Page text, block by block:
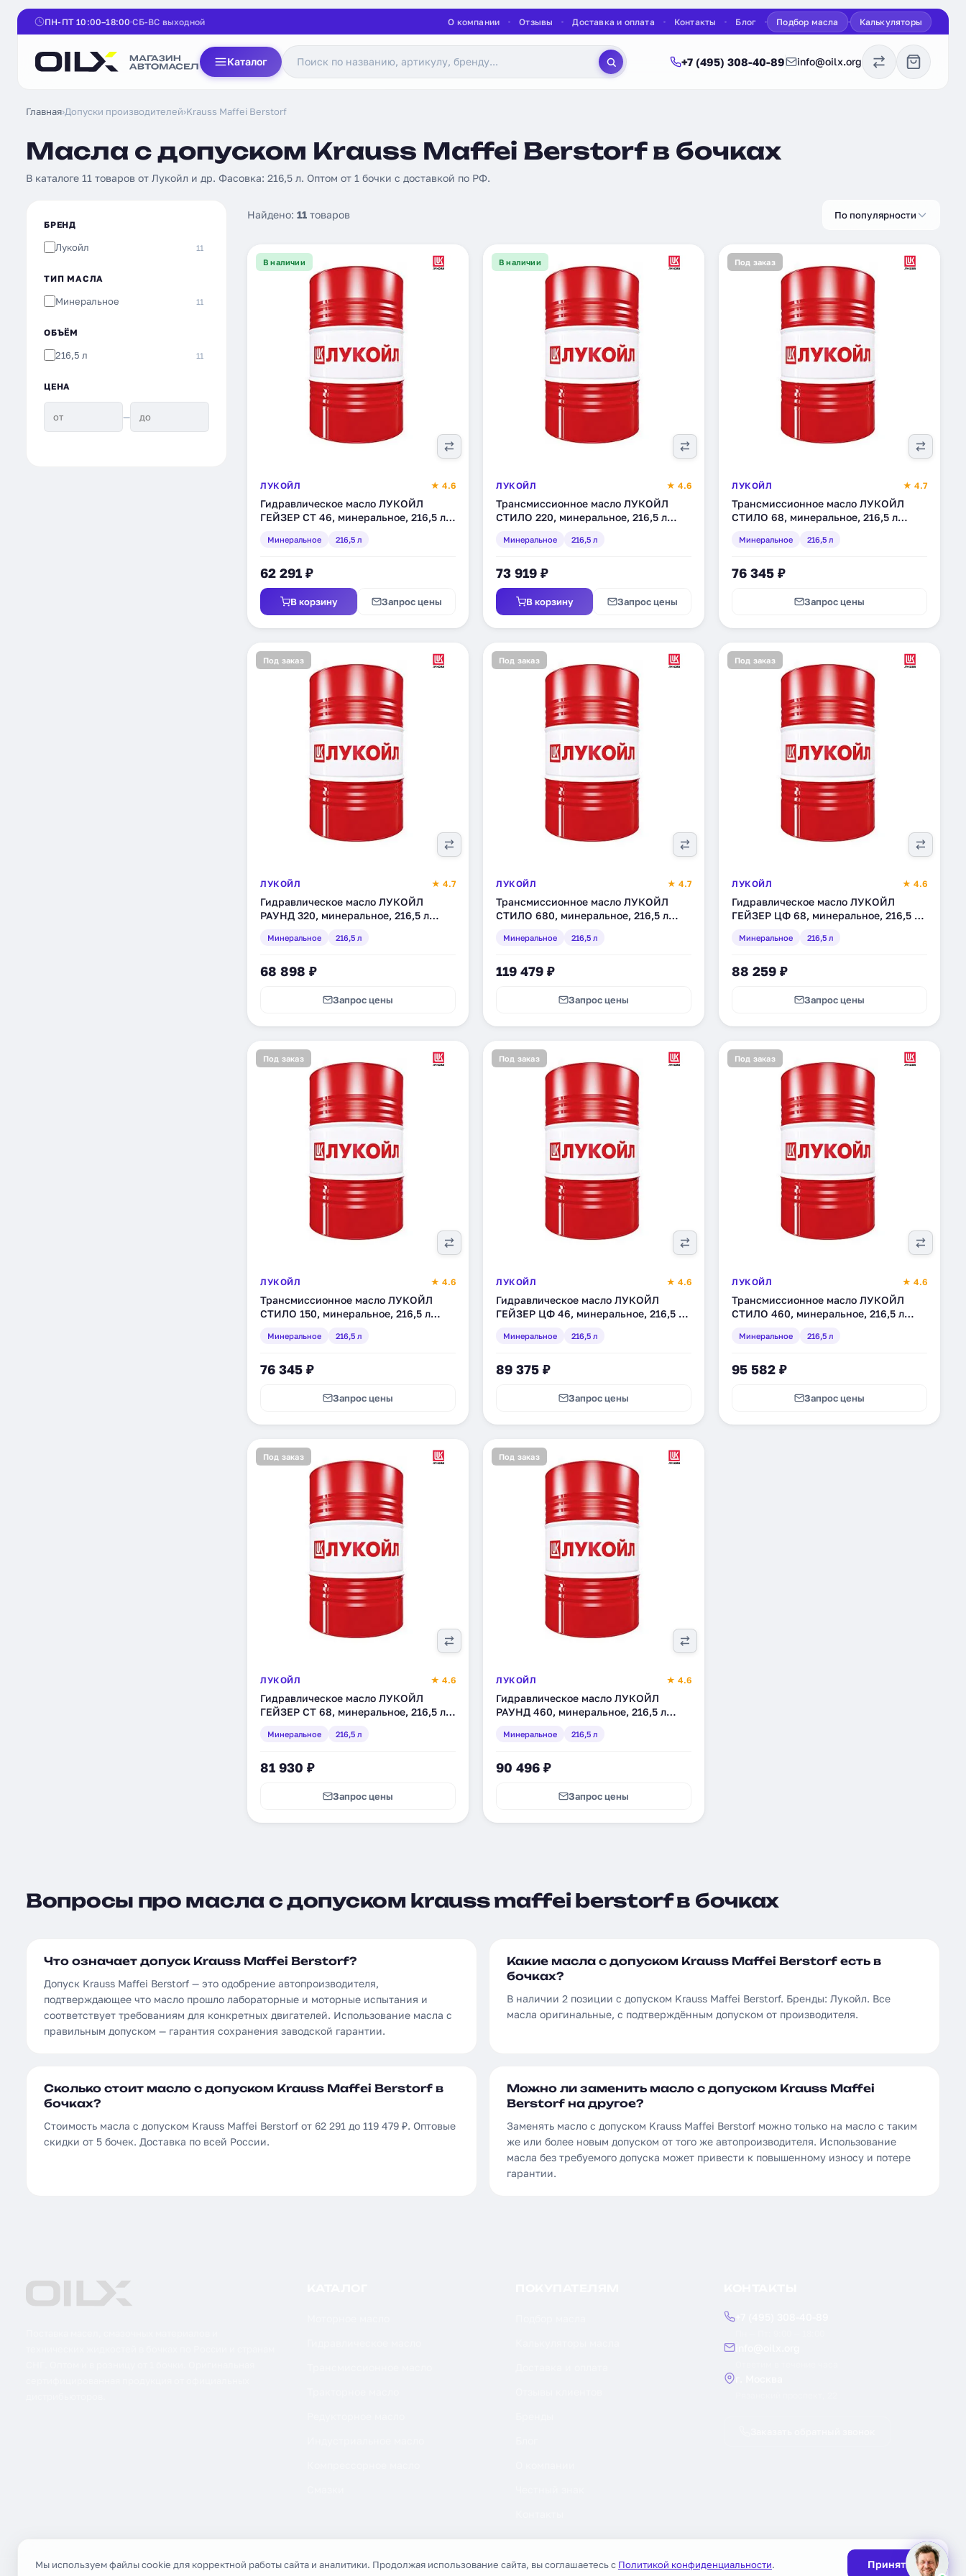
ПН-ПТ 10:00–18:00 СБ-ВС выходной О компании Отзывы Доставка и оплата Контакты Блог Подбор масла Калькуляторы
Каталог +7 (495) 308-40-89 info@oilx.org
Главная›Допуски производителей›Krauss Maffei Berstorf
Масла с допуском Krauss Maffei Berstorf в бочках
В каталоге 11 товаров от Лукойл и др. Фасовка: 216,5 л. Оптом от 1 бочки с доставкой по РФ.
БРЕНД
Лукойл 11
ТИП МАСЛА
Минеральное 11
ОБЪЁМ
216,5 л 11
ЦЕНА
—
Найдено: 11 товаров По популярности
В наличии
ЛУКОЙЛ ★ 4.6
Гидравлическое масло ЛУКОЙЛ
ГЕЙЗЕР СТ 46, минеральное, 216,5 л
Минеральное 216,5 л
62 291 ₽
В корзину Запрос цены
В наличии
ЛУКОЙЛ ★ 4.6
Трансмиссионное масло ЛУКОЙЛ
СТИЛО 220, минеральное, 216,5 л
Минеральное 216,5 л
73 919 ₽
В корзину Запрос цены
Под заказ
ЛУКОЙЛ ★ 4.7
Трансмиссионное масло ЛУКОЙЛ
СТИЛО 68, минеральное, 216,5 л
Минеральное 216,5 л
76 345 ₽
Запрос цены
Под заказ
ЛУКОЙЛ ★ 4.7
Гидравлическое масло ЛУКОЙЛ
РАУНД 320, минеральное, 216,5 л
Минеральное 216,5 л
68 898 ₽
Запрос цены
Под заказ
ЛУКОЙЛ ★ 4.7
Трансмиссионное масло ЛУКОЙЛ
СТИЛО 680, минеральное, 216,5 л
Минеральное 216,5 л
119 479 ₽
Запрос цены
Под заказ
ЛУКОЙЛ ★ 4.6
Гидравлическое масло ЛУКОЙЛ
ГЕЙЗЕР ЦФ 68, минеральное, 216,5 л
Минеральное 216,5 л
88 259 ₽
Запрос цены
Под заказ
ЛУКОЙЛ ★ 4.6
Трансмиссионное масло ЛУКОЙЛ
СТИЛО 150, минеральное, 216,5 л
Минеральное 216,5 л
76 345 ₽
Запрос цены
Под заказ
ЛУКОЙЛ ★ 4.6
Гидравлическое масло ЛУКОЙЛ
ГЕЙЗЕР ЦФ 46, минеральное, 216,5 л
Минеральное 216,5 л
89 375 ₽
Запрос цены
Под заказ
ЛУКОЙЛ ★ 4.6
Трансмиссионное масло ЛУКОЙЛ
СТИЛО 460, минеральное, 216,5 л
Минеральное 216,5 л
95 582 ₽
Запрос цены
Под заказ
ЛУКОЙЛ ★ 4.6
Гидравлическое масло ЛУКОЙЛ
ГЕЙЗЕР СТ 68, минеральное, 216,5 л
Минеральное 216,5 л
81 930 ₽
Запрос цены
Под заказ
ЛУКОЙЛ ★ 4.6
Гидравлическое масло ЛУКОЙЛ
РАУНД 460, минеральное, 216,5 л
Минеральное 216,5 л
90 496 ₽
Запрос цены
Вопросы про масла с допуском krauss maffei berstorf в бочках
Что означает допуск Krauss Maffei Berstorf?
Допуск Krauss Maffei Berstorf — это одобрение автопроизводителя,
подтверждающее что масло прошло лабораторные и моторные испытания и
соответствует требованиям для конкретных двигателей. Использование масла с
правильным допуском — гарантия сохранения заводской гарантии.
Какие масла с допуском Krauss Maffei Berstorf есть в
бочках?
В наличии 2 позиции с допуском Krauss Maffei Berstorf. Бренды: Лукойл. Все
масла оригинальные, с подтверждённым допуском от производителя.
Сколько стоит масло с допуском Krauss Maffei Berstorf в
бочках?
Стоимость масла с допуском Krauss Maffei Berstorf от 62 291 до 119 479 ₽. Оптовые
скидки от 5 бочек. Доставка по всей России.
Можно ли заменить масло с допуском Krauss Maffei
Berstorf на другое?
Заменять масло с допуском Krauss Maffei Berstorf можно только на масло с таким
же или более новым допуском от того же автопроизводителя. Использование
масла без требуемого допуска может привести к повышенному износу и потере
гарантии.
Мы используем файлы cookie для корректной работы сайта и аналитики. Продолжая использование сайта, вы соглашаетесь с Политикой конфиденциальности. Принять